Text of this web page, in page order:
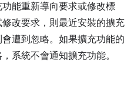
能重新導向要求或修改標
改要求，則最近安裝的擴充
遭到忽略。如果擴充功能的
系統不會通知擴充功能。